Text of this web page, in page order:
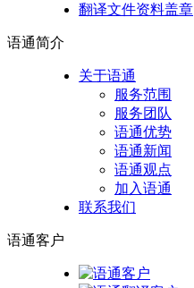
翻译文件资料盖章
语通简介
关于语通
服务范围
服务团队
语通优势
语通新闻
语通观点
加入语通
联系我们
语通客户